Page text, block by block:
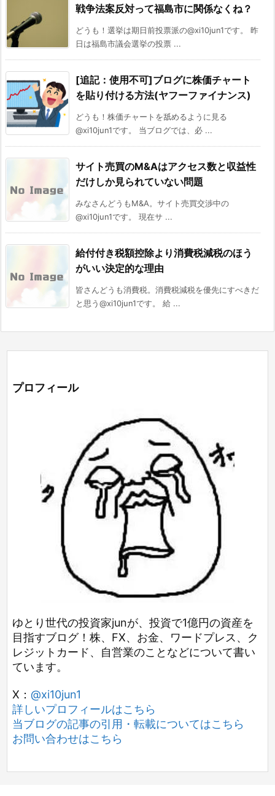
戦争法案反対って福島市に関係なくね？
どうも！選挙は期日前投票派の@xi10jun1です。 昨
日は福島市議会選挙の投票 ...
[追記：使用不可]ブログに株価チャート
を貼り付ける方法(ヤフーファイナンス)
どうも！株価チャートを舐めるように見る
@xi10jun1です。 当ブログでは、必 ...
サイト売買のM&Aはアクセス数と収益性
だけしか見られていない問題
みなさんどうもM&A。サイト売買交渉中の
@xi10jun1です。 現在サ ...
給付付き税額控除より消費税減税のほう
がいい決定的な理由
皆さんどうも消費税。消費税減税を優先にすべきだ
と思う@xi10jun1です。 給 ...
プロフィール
ゆとり世代の投資家junが、投資で1億円の資産を
目指すブログ！株、FX、お金、ワードプレス、ク
レジットカード、自営業のことなどについて書い
ています。
X： @xi10jun1
詳しいプロフィールはこちら
当ブログの記事の引用・転載についてはこちら
お問い合わせはこちら